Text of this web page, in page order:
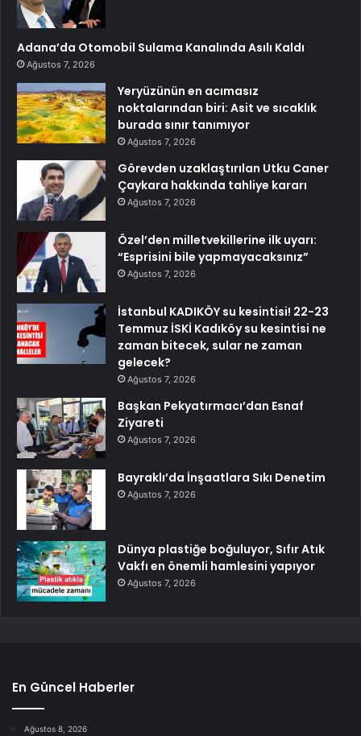
Adana’da Otomobil Sulama Kanalında Asılı Kaldı
Ağustos 7, 2026
Yeryüzünün en acımasız
noktalarından biri: Asit ve sıcaklık
burada sınır tanımıyor
Ağustos 7, 2026
Görevden uzaklaştırılan Utku Caner
Çaykara hakkında tahliye kararı
Ağustos 7, 2026
Özel’den milletvekillerine ilk uyarı:
“Esprisini bile yapmayacaksınız”
Ağustos 7, 2026
İstanbul KADIKÖY su kesintisi! 22-23
Temmuz İSKİ Kadıköy su kesintisi ne
zaman bitecek, sular ne zaman
gelecek?
Ağustos 7, 2026
Başkan Pekyatırmacı’dan Esnaf
Ziyareti
Ağustos 7, 2026
Bayraklı’da İnşaatlara Sıkı Denetim
Ağustos 7, 2026
Dünya plastiğe boğuluyor, Sıfır Atık
Vakfı en önemli hamlesini yapıyor
Ağustos 7, 2026
En Güncel Haberler
Ağustos 8, 2026